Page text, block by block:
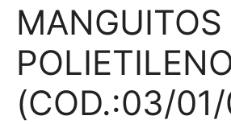
MANGUITOS
(COD.:03/